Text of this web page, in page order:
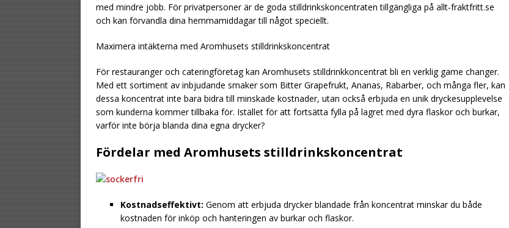
med mindre jobb. För privatpersoner är de goda stilldrinkskoncentraten tillgängliga på allt-fraktfritt.se
och kan förvandla dina hemmamiddagar till något speciellt.
Maximera intäkterna med Aromhusets stilldrinkskoncentrat
För restauranger och cateringföretag kan Aromhusets stilldrinkkoncentrat bli en verklig game changer.
Med ett sortiment av inbjudande smaker som Bitter Grapefrukt, Ananas, Rabarber, och många fler, kan
dessa koncentrat inte bara bidra till minskade kostnader, utan också erbjuda en unik dryckesupplevelse
som kunderna kommer tillbaka för. Istället för att fortsätta fylla på lagret med dyra flaskor och burkar,
varför inte börja blanda dina egna drycker?
Fördelar med Aromhusets stilldrinkskoncentrat
Kostnadseffektivt: Genom att erbjuda drycker blandade från koncentrat minskar du både
kostnaden för inköp och hanteringen av burkar och flaskor.